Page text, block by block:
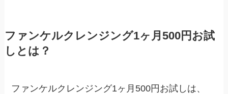
ファンケルクレンジング1ヶ月500円お試
しとは？
ファンケルクレンジング1ヶ月500円お試しは、